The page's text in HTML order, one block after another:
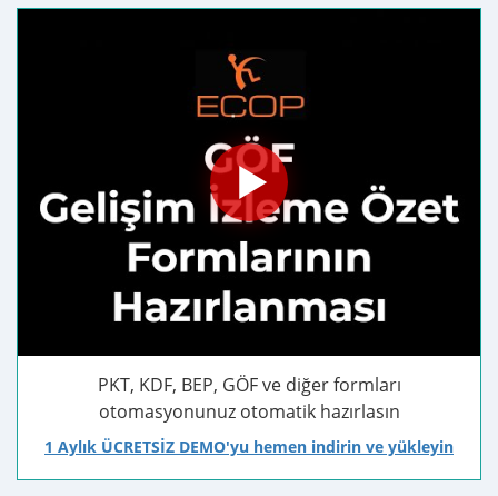
PKT, KDF, BEP, GÖF ve diğer formları
otomasyonunuz otomatik hazırlasın
1 Aylık ÜCRETSİZ DEMO'yu hemen indirin ve yükleyin